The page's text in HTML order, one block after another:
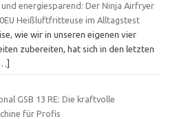
energiesparend: Der Ninja Airfryer
Heißluftfritteuse im Alltagstest
wie wir in unseren eigenen vier
zubereiten, hat sich in den letzten
GSB 13 RE: Die kraftvolle
für Profis